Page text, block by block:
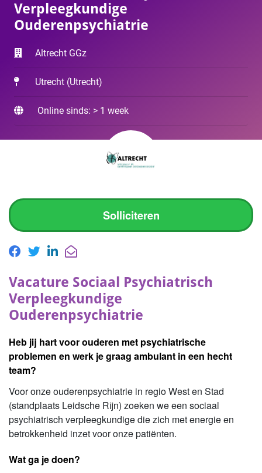
Verpleegkundige
Ouderenpsychiatrie
Altrecht GGz
Utrecht (Utrecht)
Online sinds: > 1 week
Solliciteren
Vacature Sociaal Psychiatrisch
Verpleegkundige
Ouderenpsychiatrie
Heb jij hart voor ouderen met psychiatrische
problemen en werk je graag ambulant in een hecht
team?
Voor onze ouderenpsychiatrie in regio West en Stad
(standplaats Leidsche Rijn) zoeken we een sociaal
psychiatrisch verpleegkundige die zich met energie en
betrokkenheid inzet voor onze patiënten.
Wat ga je doen?